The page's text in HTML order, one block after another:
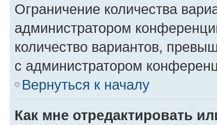
Ограничение количества
администратором
количество вариантов,
с администратором
Вернуться к началу
Как мне отредактировать